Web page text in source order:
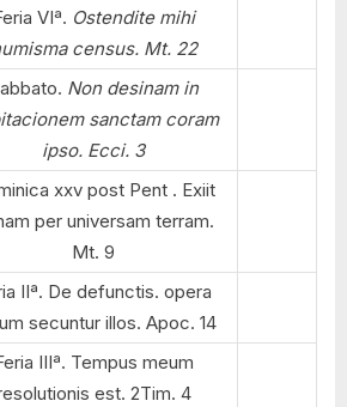
VIª. Ostendite mihi
census. Mt. 22
Non desinam in
sanctam coram
ipso. Ecci. 3
xxv post Pent . Exiit
per universam terram.
Mt. 9
IIª. De defunctis. opera
secuntur illos. Apoc. 14
IIIª. Tempus meum
est. 2Tim. 4